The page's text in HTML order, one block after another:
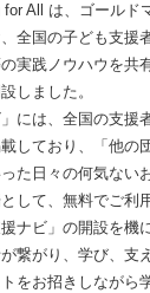
for All は、ゴールド
全国の子ども支援
実践ノウハウを共
しました。
」には、全国の支援
しており、「他の
た日々の何気ない
して、無料でご利
ナビ」の開設を機
繋がり、学び、支
をお招きしながら